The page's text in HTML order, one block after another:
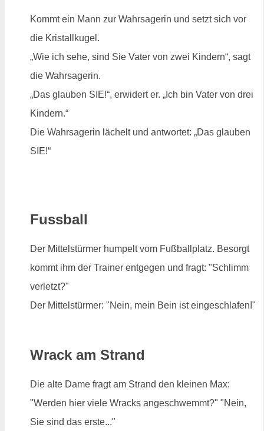
Kommt ein Mann zur Wahrsagerin und setzt sich vor
die Kristallkugel.
„Wie ich sehe, sind Sie Vater von zwei Kindern“, sagt
die Wahrsagerin.
„Das glauben SIE!“, erwidert er. „Ich bin Vater von drei
Kindern.“
Die Wahrsagerin lächelt und antwortet: „Das glauben
SIE!“
Fussball
Der Mittelstürmer humpelt vom Fußballplatz. Besorgt
kommt ihm der Trainer entgegen und fragt: "Schlimm
verletzt?"
Der Mittelstürmer: "Nein, mein Bein ist eingeschlafen!"
Wrack am Strand
Die alte Dame fragt am Strand den kleinen Max:
"Werden hier viele Wracks angeschwemmt?" "Nein,
Sie sind das erste..."